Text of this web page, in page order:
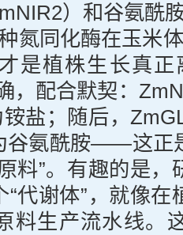
）和谷氨酰
氮同化酶在玉米
是植株生长真正
，配合默契：
铵盐；随后，
谷氨酰胺——这正
料”。有趣的是，
代谢体”，就像在
料生产流水线。